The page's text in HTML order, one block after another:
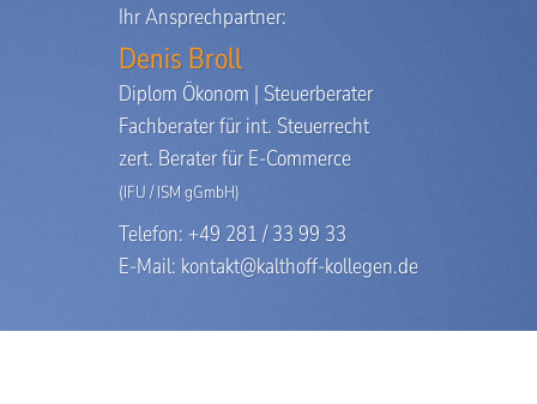
Ihr Ansprechpartner:
Denis Broll
Diplom Ökonom | Steuerberater
Fachberater für int. Steuerrecht
zert. Berater für E-Commerce
(IFU / ISM gGmbH)
Telefon: +49 281 / 33 99 33
E-Mail: kontakt@kalthoff-kollegen.de